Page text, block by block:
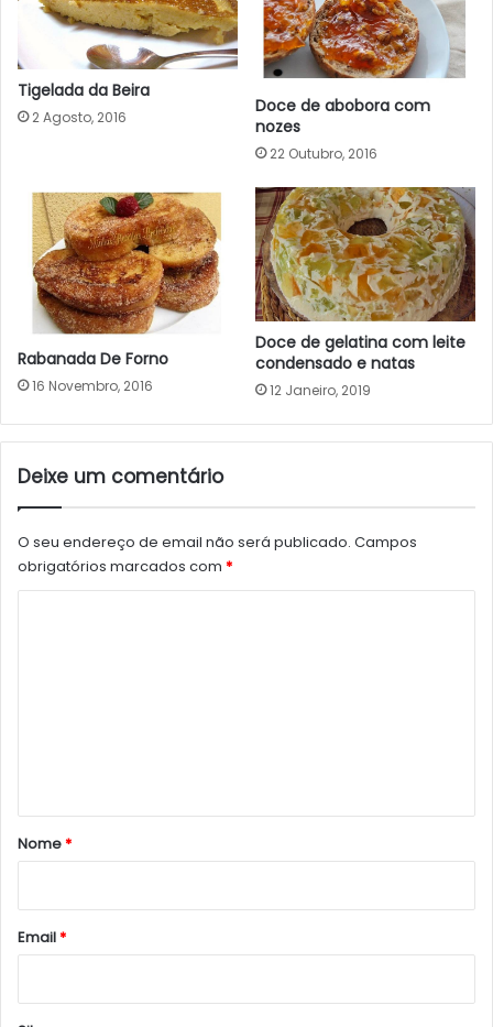
Tigelada da Beira
2 Agosto, 2016
Doce de abobora com
nozes
22 Outubro, 2016
Rabanada De Forno
16 Novembro, 2016
Doce de gelatina com leite
condensado e natas
12 Janeiro, 2019
Deixe um comentário
O seu endereço de email não será publicado. Campos
obrigatórios marcados com *
r
*
Nome*
Email*